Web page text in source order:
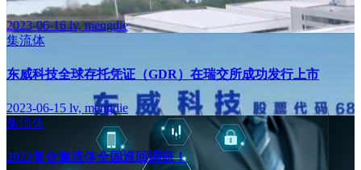
2023-06-16lv, mengdie
集流体
东威科技全球存托凭证（GDR）在瑞交所成功发行上市
2023-06-15 lv, mengdie
集流体
2023复合集流体全国巡回调研！